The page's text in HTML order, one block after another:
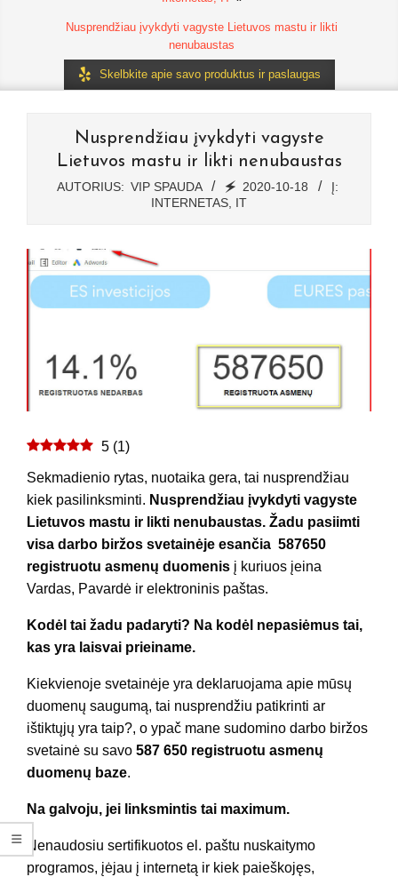
Nusprendžiau įvykdyti vagyste Lietuvos mastu ir likti
nenubaustas
Skelbkite apie savo produktus ir paslaugas
Nusprendžiau įvykdyti vagyste
Lietuvos mastu ir likti nenubaustas
AUTORIUS: VIP SPAUDA 🗲 2020-10-18
Į:
INTERNETAS, IT
5 (1)
Sekmadienio rytas, nuotaika gera, tai nusprendžiau
kiek pasilinksminti. Nusprendžiau įvykdyti vagyste
Lietuvos mastu ir likti nenubaustas. Žadu pasiimti
visa darbo biržos svetainėje esančia 587650
registruotu asmenų duomenis į kuriuos įeina
Vardas, Pavardė ir elektroninis paštas.
Kodėl tai žadu padaryti? Na kodėl nepasiėmus tai,
kas yra laisvai prieiname.
Kiekvienoje svetainėje yra deklaruojama apie mūsų
duomenų saugumą, tai nusprendžiu patikrinti ar
ištiktųjų yra taip?, o ypač mane sudomino darbo biržos
svetainė su savo 587 650 registruotu asmenų
duomenų baze.
Na galvoju, jei linksmintis tai maximum.
Nenaudosiu sertifikuotos el. paštu nuskaitymo
programos, įėjau į internetą ir kiek paieškojęs,